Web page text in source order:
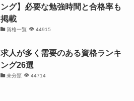
ング】必要な勉強時間と合格率も
掲載
資格一覧 44915
求人が多く需要のある資格ランキ
ング26選
未分類 44714